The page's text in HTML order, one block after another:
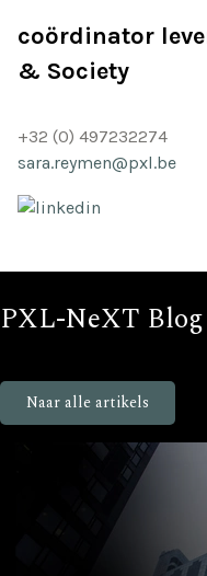
coördinator
& Society
+32 (0) 497232274
sara.reymen@pxl.be
PXL-NeXT Blog
Naar alle artikels